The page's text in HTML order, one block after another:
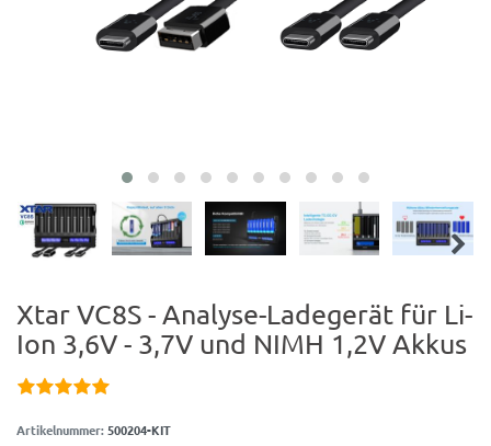
Xtar VC8S - Analyse-Ladegerät für Li-
Ion 3,6V - 3,7V und NIMH 1,2V Akkus
Artikelnummer: 500204-KIT